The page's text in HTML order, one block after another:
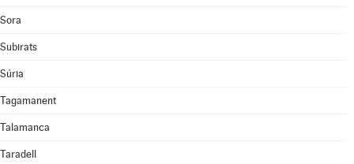
Sora
Subirats
Súria
Tagamanent
Talamanca
Taradell